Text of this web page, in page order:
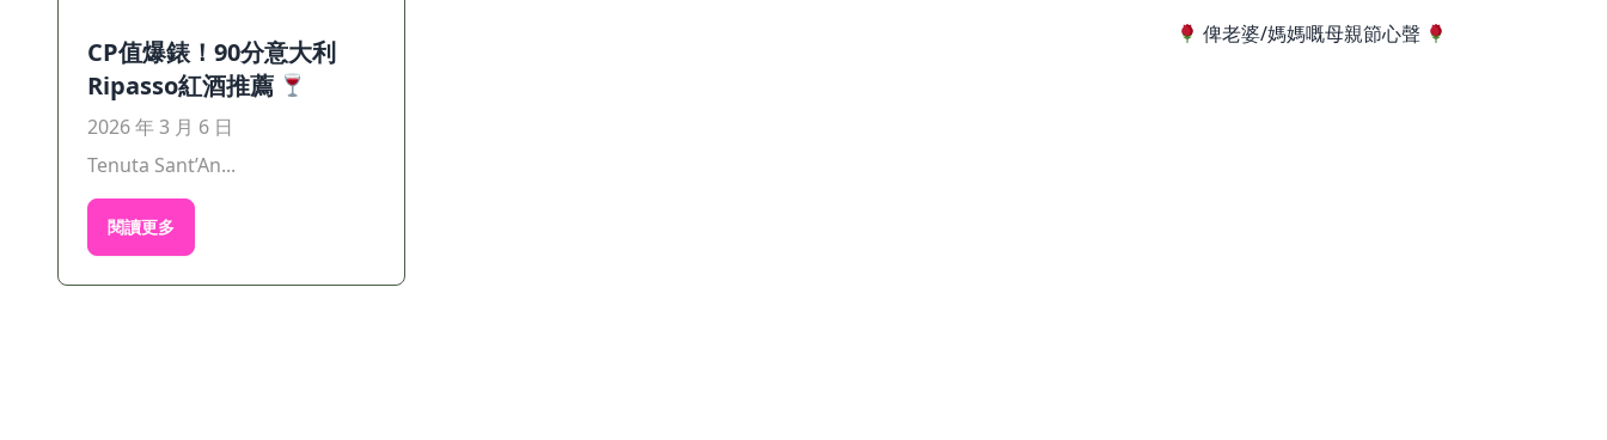
CP值爆錶！90分意大利
Ripasso紅酒推薦
2026 年 3 月 6 日
Tenuta Sant’An...
閱讀更多
俾老婆/媽媽嘅母親節心聲